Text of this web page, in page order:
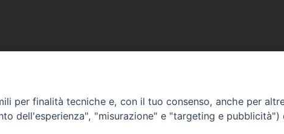
per finalità tecniche e, con il tuo consenso, anche per
dell'esperienza", "misurazione" e "targeting e pubblicità")